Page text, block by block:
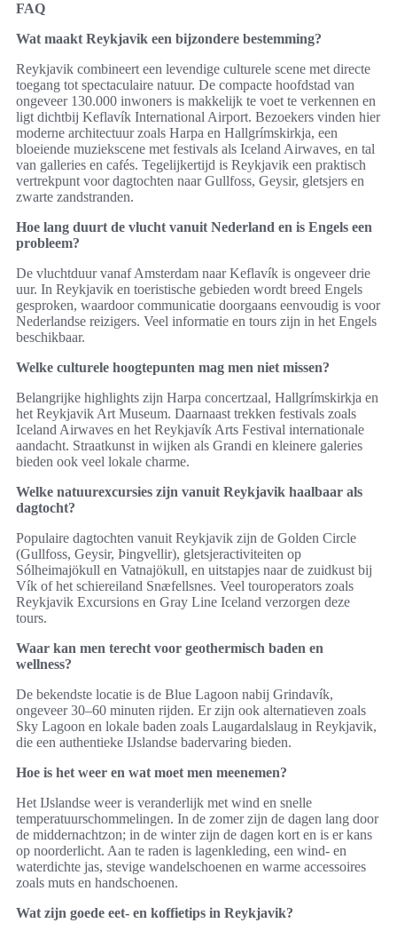
FAQ
Wat maakt Reykjavik een bijzondere bestemming?
Reykjavik combineert een levendige culturele scene met directe
toegang tot spectaculaire natuur. De compacte hoofdstad van
ongeveer 130.000 inwoners is makkelijk te voet te verkennen en
ligt dichtbij Keflavík International Airport. Bezoekers vinden hier
moderne architectuur zoals Harpa en Hallgrímskirkja, een
bloeiende muziekscene met festivals als Iceland Airwaves, en tal
van galleries en cafés. Tegelijkertijd is Reykjavik een praktisch
vertrekpunt voor dagtochten naar Gullfoss, Geysir, gletsjers en
zwarte zandstranden.
Hoe lang duurt de vlucht vanuit Nederland en is Engels een
probleem?
De vluchtduur vanaf Amsterdam naar Keflavík is ongeveer drie
uur. In Reykjavik en toeristische gebieden wordt breed Engels
gesproken, waardoor communicatie doorgaans eenvoudig is voor
Nederlandse reizigers. Veel informatie en tours zijn in het Engels
beschikbaar.
Welke culturele hoogtepunten mag men niet missen?
Belangrijke highlights zijn Harpa concertzaal, Hallgrímskirkja en
het Reykjavik Art Museum. Daarnaast trekken festivals zoals
Iceland Airwaves en het Reykjavík Arts Festival internationale
aandacht. Straatkunst in wijken als Grandi en kleinere galeries
bieden ook veel lokale charme.
Welke natuurexcursies zijn vanuit Reykjavik haalbaar als
dagtocht?
Populaire dagtochten vanuit Reykjavik zijn de Golden Circle
(Gullfoss, Geysir, Þingvellir), gletsjeractiviteiten op
Sólheimajökull en Vatnajökull, en uitstapjes naar de zuidkust bij
Vík of het schiereiland Snæfellsnes. Veel touroperators zoals
Reykjavik Excursions en Gray Line Iceland verzorgen deze
tours.
Waar kan men terecht voor geothermisch baden en
wellness?
De bekendste locatie is de Blue Lagoon nabij Grindavík,
ongeveer 30–60 minuten rijden. Er zijn ook alternatieven zoals
Sky Lagoon en lokale baden zoals Laugardalslaug in Reykjavik,
die een authentieke IJslandse badervaring bieden.
Hoe is het weer en wat moet men meenemen?
Het IJslandse weer is veranderlijk met wind en snelle
temperatuurschommelingen. In de zomer zijn de dagen lang door
de middernachtzon; in de winter zijn de dagen kort en is er kans
op noorderlicht. Aan te raden is lagenkleding, een wind‑ en
waterdichte jas, stevige wandelschoenen en warme accessoires
zoals muts en handschoenen.
Wat zijn goede eet- en koffietips in Reykjavik?